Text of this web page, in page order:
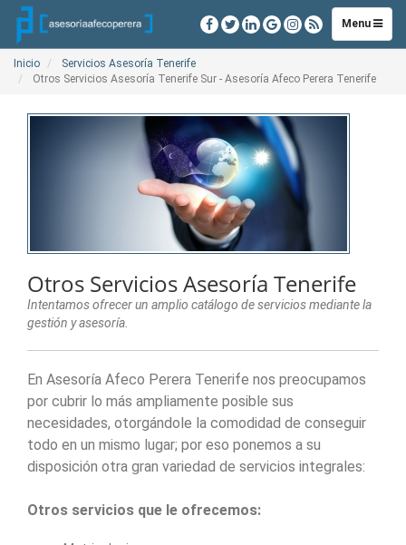
Toggle
navigation
Menu
Inicio
Servicios Asesoría Tenerife
Otros Servicios Asesoría Tenerife Sur - Asesoría Afeco Perera Tenerife
Otros Servicios Asesoría Tenerife
Intentamos ofrecer un amplio catálogo de servicios mediante la
gestión y asesoría.
En Asesoría Afeco Perera Tenerife nos preocupamos
por cubrir lo más ampliamente posible sus
necesidades, otorgándole la comodidad de conseguir
todo en un mismo lugar; por eso ponemos a su
disposición otra gran variedad de servicios integrales:
Otros servicios que le ofrecemos: